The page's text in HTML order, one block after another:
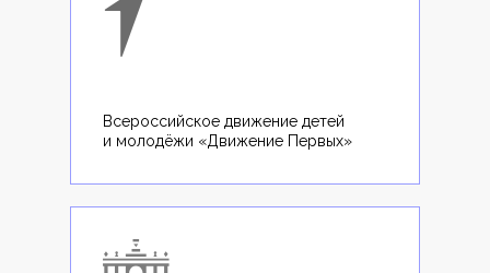
Всероссийское движение детей
и молодёжи «Движение Первых»